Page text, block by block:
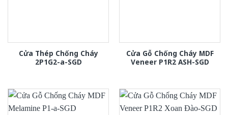
Cửa Thép Chống Cháy
2P1G2-a-SGD
Cửa Gỗ Chống Cháy MDF
Veneer P1R2 ASH-SGD